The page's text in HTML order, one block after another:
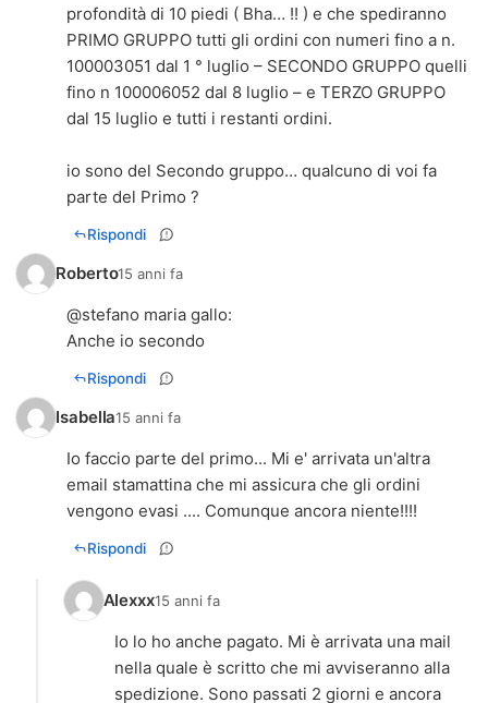
profondità di 10 piedi ( Bha… !! ) e che spediranno
PRIMO GRUPPO tutti gli ordini con numeri fino a n.
100003051 dal 1 ° luglio – SECONDO GRUPPO quelli
fino n 100006052 dal 8 luglio – e TERZO GRUPPO
dal 15 luglio e tutti i restanti ordini.
io sono del Secondo gruppo… qualcuno di voi fa
parte del Primo ?
Rispondi
Roberto15 anni fa
@stefano maria gallo:
Anche io secondo
Rispondi
Isabella15 anni fa
Io faccio parte del primo... Mi e' arrivata un'altra
email stamattina che mi assicura che gli ordini
vengono evasi .... Comunque ancora niente!!!!
Rispondi
Alexxx15 anni fa
Io lo ho anche pagato. Mi è arrivata una mail
nella quale è scritto che mi avviseranno alla
spedizione. Sono passati 2 giorni e ancora